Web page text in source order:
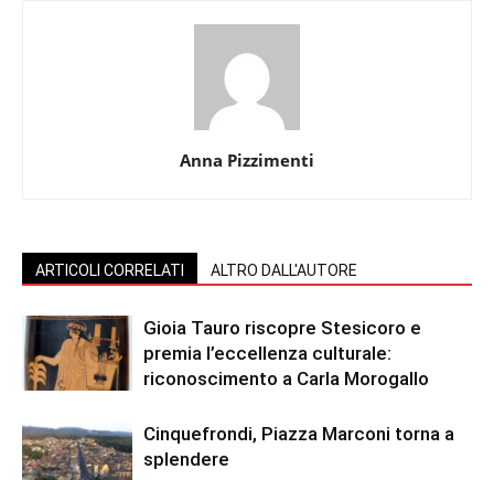
Anna Pizzimenti
ARTICOLI CORRELATI ALTRO DALL'AUTORE
Gioia Tauro riscopre Stesicoro e
premia l’eccellenza culturale:
riconoscimento a Carla Morogallo
Cinquefrondi, Piazza Marconi torna a
splendere